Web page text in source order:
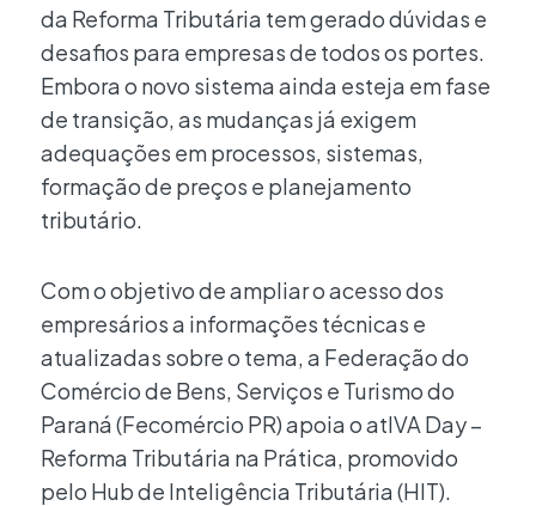
da Reforma Tributária tem gerado dúvidas e
desafios para empresas de todos os portes.
Embora o novo sistema ainda esteja em fase
de transição, as mudanças já exigem
adequações em processos, sistemas,
formação de preços e planejamento
tributário.
Com o objetivo de ampliar o acesso dos
empresários a informações técnicas e
atualizadas sobre o tema, a Federação do
Comércio de Bens, Serviços e Turismo do
Paraná (Fecomércio PR) apoia o atIVA Day –
Reforma Tributária na Prática, promovido
pelo Hub de Inteligência Tributária (HIT).